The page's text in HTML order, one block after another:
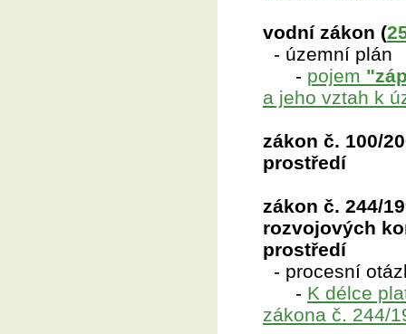
vodní zákon (
- územní plán
- pojem
a jeho vztah k
zákon č. 100/
prostředí
zákon č. 244/
rozvojových
prostředí
- procesní
- K délce
zákona č. 244/